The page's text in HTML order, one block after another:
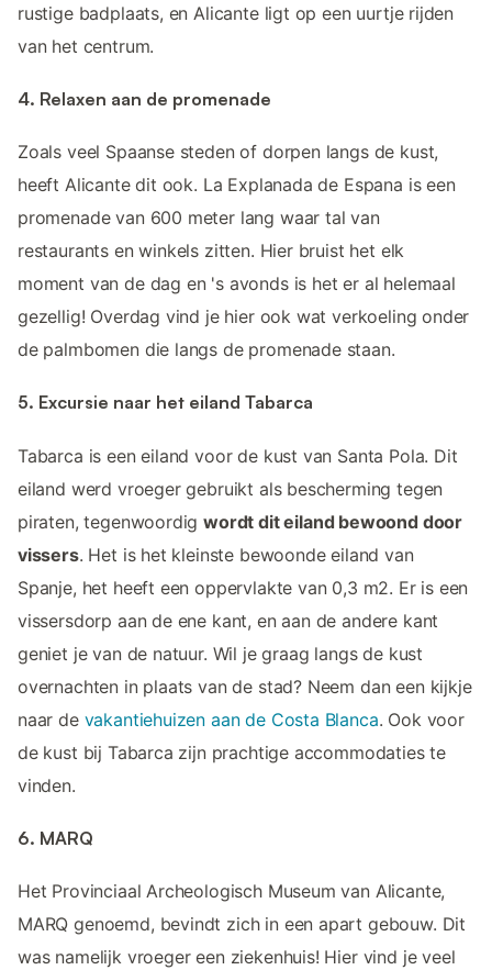
rustige badplaats, en Alicante ligt op een uurtje rijden
van het centrum.
4. Relaxen aan de promenade
Zoals veel Spaanse steden of dorpen langs de kust,
heeft Alicante dit ook. La Explanada de Espana is een
promenade van 600 meter lang waar tal van
restaurants en winkels zitten. Hier bruist het elk
moment van de dag en 's avonds is het er al helemaal
gezellig! Overdag vind je hier ook wat verkoeling onder
de palmbomen die langs de promenade staan.
5. Excursie naar het eiland Tabarca
Tabarca is een eiland voor de kust van Santa Pola. Dit
eiland werd vroeger gebruikt als bescherming tegen
piraten, tegenwoordigwordt dit eiland bewoond door
vissers. Het is het kleinste bewoonde eiland van
Spanje, het heeft een oppervlakte van 0,3 m2. Er is een
vissersdorp aan de ene kant, en aan de andere kant
geniet je van de natuur. Wil je graag langs de kust
overnachten in plaats van de stad? Neem dan een kijkje
naar de vakantiehuizen aan de Costa Blanca. Ook voor
de kust bij Tabarca zijn prachtige accommodaties te
vinden.
6. MARQ
Het Provinciaal Archeologisch Museum van Alicante,
MARQ genoemd, bevindt zich in een apart gebouw. Dit
was namelijk vroeger een ziekenhuis! Hier vind je veel